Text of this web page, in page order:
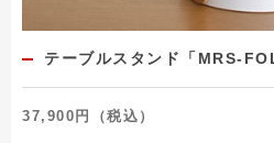
テーブルスタンド「MRS-
37,900円（税込）